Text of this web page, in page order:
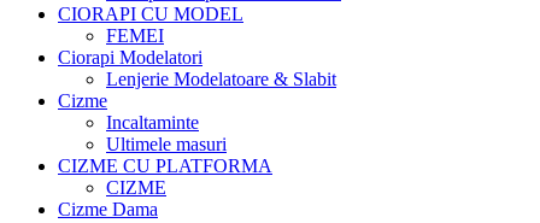
CIORAPI CU MODEL
FEMEI
Ciorapi Modelatori
Lenjerie Modelatoare & Slabit
Cizme
Incaltaminte
Ultimele masuri
CIZME CU PLATFORMA
CIZME
Cizme Dama